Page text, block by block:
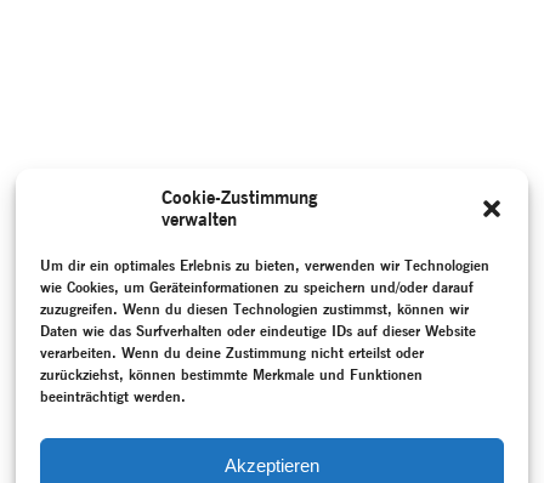
Cookie-Zustimmung
verwalten
Um dir ein optimales Erlebnis zu bieten, verwenden wir Technologien
wie Cookies, um Geräteinformationen zu speichern und/oder darauf
zuzugreifen. Wenn du diesen Technologien zustimmst, können wir
Daten wie das Surfverhalten oder eindeutige IDs auf dieser Website
verarbeiten. Wenn du deine Zustimmung nicht erteilst oder
zurückziehst, können bestimmte Merkmale und Funktionen
beeinträchtigt werden.
Akzeptieren